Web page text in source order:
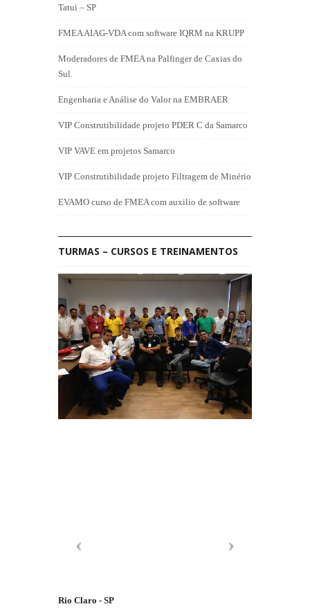
Tatui – SP
FMEA AIAG-VDA com software IQRM na KRUPP
Moderadores de FMEA na Palfinger de Caxias do
Sul.
Engenharia e Análise do Valor na EMBRAER
VIP Construtibilidade projeto PDER C da Samarco
VIP VAVE em projetos Samarco
VIP Construtibilidade projeto Filtragem de Minério
EVAMO curso de FMEA com auxilio de software
TURMAS – CURSOS E TREINAMENTOS
Rio Claro - SP